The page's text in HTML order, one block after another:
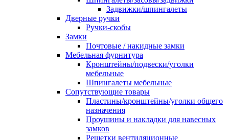
Задвижки/шпингалеты
Дверные ручки
Ручки-скобы
Замки
Почтовые / накидные замки
Мебельная фурнитура
Кронштейны/подвески/уголки
мебельные
Шпингалеты мебельные
Сопутствующие товары
Пластины/кронштейны/уголки общего
назначения
Проушины и накладки для навесных
замков
Решетки вентиляционные